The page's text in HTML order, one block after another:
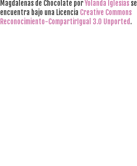
Magdalenas de Chocolate porYolanda Iglesias se
encuentra bajo una Licencia Creative Commons
Reconocimiento-CompartirIgual 3.0 Unported.